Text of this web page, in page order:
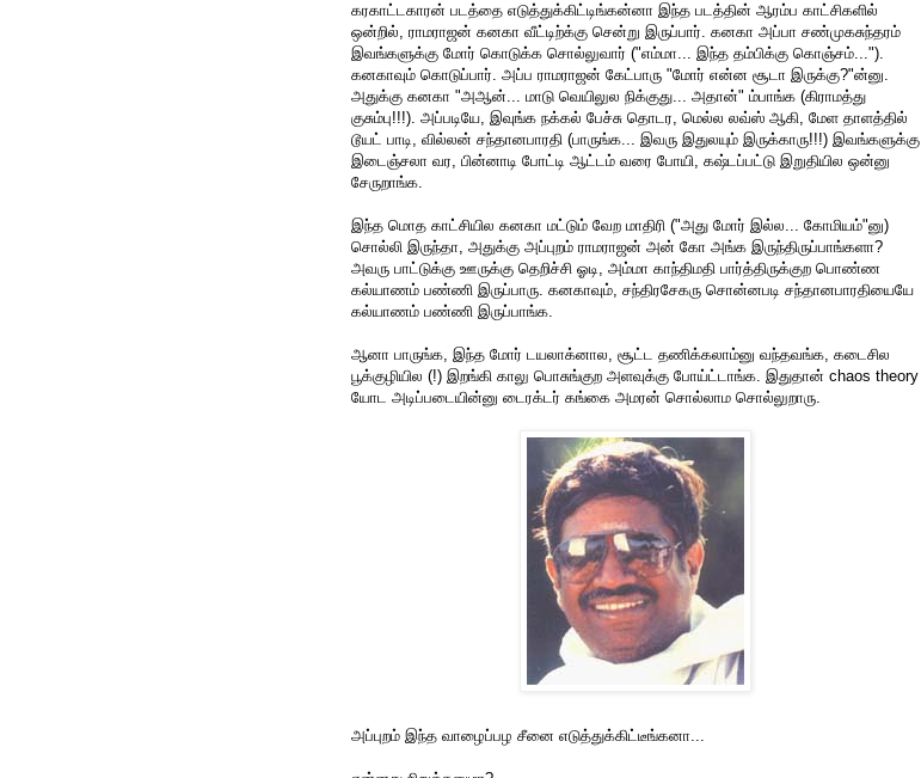
கரகாட்டகாரன் படத்தை எடுத்துக்கிட்டிங்கன்னா இந்த படத்தின் ஆரம்ப காட்சிகளில்
ஒன்றில், ராமராஜன் கனகா வீட்டிற்க்கு சென்று இருப்பார். கனகா அப்பா சண்முகசுந்தரம்
இவங்களுக்கு மோர் கொடுக்க சொல்லுவார் ("எம்மா... இந்த தம்பிக்கு கொஞ்சம்...").
கனகாவும் கொடுப்பார். அப்ப ராமராஜன் கேட்பாரு "மோர் என்ன சூடா இருக்கு?"ன்னு.
அதுக்கு கனகா "அஆன்... மாடு வெயிலுல நிக்குது... அதான்" ம்பாங்க (கிராமத்து
குசும்பு!!!). அப்படியே, இவுங்க நக்கல் பேச்சு தொடர, மெல்ல லவ்ஸ் ஆகி, மேள தாளத்தில்
டூயட் பாடி, வில்லன் சந்தானபாரதி (பாருங்க... இவரு இதுலயும் இருக்காரு!!!) இவங்களுக்கு
இடைஞ்சலா வர, பின்னாடி போட்டி ஆட்டம் வரை போயி, கஷ்டப்பட்டு இறுதியில ஒன்னு
சேருறாங்க.
இந்த மொத காட்சியில கனகா மட்டும் வேற மாதிரி ("அது மோர் இல்ல... கோமியம்"னு)
சொல்லி இருந்தா, அதுக்கு அப்புறம் ராமராஜன் அன் கோ அங்க இருந்திருப்பாங்களா?
அவரு பாட்டுக்கு ஊருக்கு தெறிச்சி ஓடி, அம்மா காந்திமதி பார்த்திருக்குற பொண்ண
கல்யாணம் பண்ணி இருப்பாரு. கனகாவும், சந்திரசேகரு சொன்னபடி சந்தானபாரதியையே
கல்யாணம் பண்ணி இருப்பாங்க.
ஆனா பாருங்க, இந்த மோர் டயலாக்னால, சூட்ட தணிக்கலாம்னு வந்தவங்க, கடைசில
பூக்குழியில (!) இறங்கி காலு பொசுங்குற அளவுக்கு போய்ட்டாங்க. இதுதான் chaos theory
யோட அடிப்படையின்னு டைரக்டர் கங்கை அமரன் சொல்லாம சொல்லுறாரு.
அப்புறம் இந்த வாழைப்பழ சீனை எடுத்துக்கிட்டீங்கனா...